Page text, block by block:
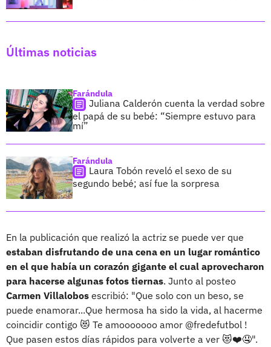
Últimas noticias
Farándula
Juliana Calderón cuenta la verdad sobre
el papá de su bebé: “Siempre estuvo para
mí”
Farándula
Laura Tobón reveló el sexo de su
segundo bebé; así fue la sorpresa
En la publicación que realizó la actriz se puede ver que
estaban disfrutando de una cena en un lugar romántico
en el que había un corazón gigante el cual aprovecharon
para hacerse algunas fotos tiernas. Junto al posteo
Carmen Villalobos escribió: "Que solo con un beso, se
puede enamorar...Que hermosa ha sido la vida, al hacerme
coincidir contigo 😻 Te amooooooo amor @fredefutbol !
Que pasen estos días rápidos para volverte a ver 😻❤️🤤".